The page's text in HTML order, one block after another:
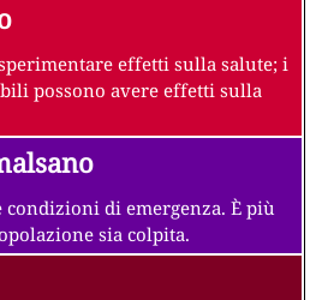
effetti sulla salute; i
possono avere effetti sulla
di emergenza. È più
sia colpita.